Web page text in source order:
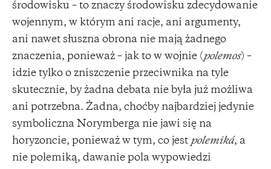
środowisku – to znaczy środowisku zdecydowanie
wojennym, w którym ani racje, ani argumenty,
ani nawet słuszna obrona nie mają żadnego
znaczenia, ponieważ – jak to w wojnie (polemos) –
idzie tylko o zniszczenie przeciwnika na tyle
skutecznie, by żadna debata nie była już możliwa
ani potrzebna. Żadna, choćby najbardziej jedynie
symboliczna Norymberga nie jawi się na
horyzoncie, ponieważ w tym, co jest polemiká, a
nie polemiką, dawanie pola wypowiedzi